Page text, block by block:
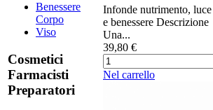
Benessere
Corpo
Viso
Cosmetici
Farmacisti
Preparatori
Infonde nutrimento, luce
e benessere Descrizione ​
Una...
39,80 €
Nel carrello